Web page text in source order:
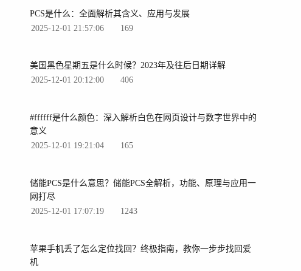
PCS是什么：全面解析其含义、应用与发展
2025-12-01 21:57:06
169
美国黑色星期五是什么时候？2023年及往后日期详解
2025-12-01 20:12:00
406
#ffffff是什么颜色：深入解析白色在网页设计与数字世界中的
意义
2025-12-01 19:21:04
165
储能PCS是什么意思？储能PCS全解析，功能、原理与应用一
网打尽
2025-12-01 17:07:19
1243
苹果手机丢了怎么定位找回？终极指南，教你一步步找回爱
机